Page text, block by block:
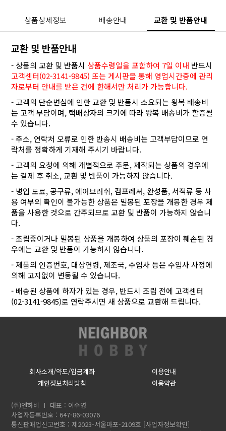
상품상세정보 배송안내 교환 및 반품안내
교환 및 반품안내
- 상품의 교환 및 반품시 상품수령일을 포함하여 7일 이내 반드시
고객센터(02-3141-9845) 또는 게시판을 통해 영업시간중에 관리
자로부터 안내를 받은 건에 한해서만 처리가 가능합니다.
- 고객의 단순변심에 인한 교환 및 반품시 소요되는 왕복 배송비
는 고객 부담이며, 택배상자의 크기에 따라 왕복 배송비가 할증될
수 있습니다.
- 주소, 연락처 오류로 인한 반송시 배송비는 고객부담이므로 연
락처를 정확하게 기재해 주시기 바랍니다.
- 고객의 요청에 의해 개별적으로 주문, 제작되는 상품의 경우에
는 결제 후 취소, 교환 및 반품이 가능하지 않습니다.
- 병입 도료, 공구류, 에어브러쉬, 컴프레셔, 완성품, 서적류 등 사
용 여부의 확인이 불가능한 상품은 밀봉된 포장을 개봉한 경우 제
품을 사용한 것으로 간주되므로 교환 및 반품이 가능하지 않습니
다.
- 조립중이거나 밀봉된 상품을 개봉하여 상품의 포장이 훼손된 경
우에는 교환 및 반품이 가능하지 않습니다.
- 제품의 인증번호, 대상연령, 제조국, 수입사 등은 수입사 사정에
의해 고지없이 변동될 수 있습니다.
- 배송된 상품에 하자가 있는 경우, 반드시 조립 전에 고객센터
(02-3141-9845)로 연락주시면 새 상품으로 교환해 드립니다.
회사소개/약도/입금계좌
이용안내
개인정보처리방침
이용약관
(주)엔하비
대표 : 이수영
사업자등록번호 : 647-86-03076
통신판매업신고번호 : 제2023-서울마포-2109호 [사업자정보확인]